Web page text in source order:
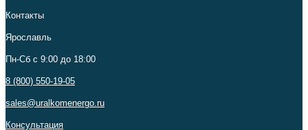
Контакты
Ярославль
Пн-Сб c 9:00 до 18:00
8 (800) 550-19-05
sales@uralkomenergo.ru
Консультация